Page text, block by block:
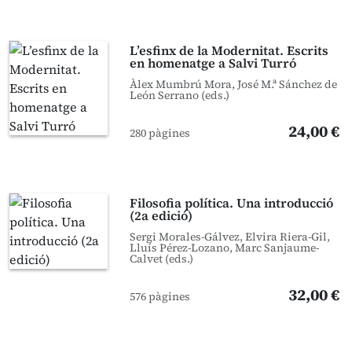
L’esfinx de la Modernitat. Escrits
en homenatge a Salvi Turró
Àlex Mumbrú Mora, José M.ª Sánchez de
León Serrano (eds.)
280 pàgines 24,00 €
Filosofia política. Una introducció
(2a edició)
Sergi Morales-Gálvez, Elvira Riera-Gil,
Lluís Pérez-Lozano, Marc Sanjaume-
Calvet (eds.)
576 pàgines 32,00 €